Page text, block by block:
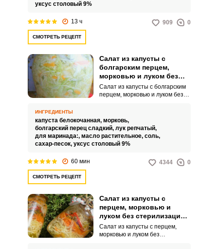
уксус столовый 9%
13 ч 909 0
СМОТРЕТЬ РЕЦЕПТ
Салат из капусты с
болгарским перцем,
морковью и луком без
стерилизации на зиму
Салат из капусты с болгарским
перцем, морковью и луком без
аромата. Он нежный, не
слишком острый, с балансом
соли и сладости, насыщенный
удивительными вкусами и
ИНГРЕДИЕНТЫ
капуста белокочанная, морковь,
болгарский перец сладкий, лук репчатый,
для маринада:, масло растительное, соль,
сахар-песок, уксус столовый 9%
60 мин 4344 0
СМОТРЕТЬ РЕЦЕПТ
Салат из капусты с
перцем, морковью и
луком без стерилизации
на зиму в банках
Салат из капусты с перцем,
морковью и луком без